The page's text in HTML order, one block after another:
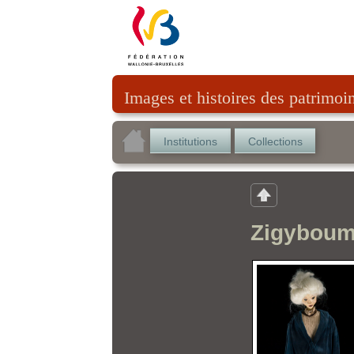
Images et histoires des
Institutions Collections